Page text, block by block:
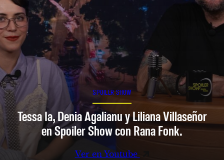
SPOILER SHOW
Tessa Ia, Denia Agalianu y Liliana Villaseñor
en Spoiler Show con Rana Fonk.
Ver en Youtube